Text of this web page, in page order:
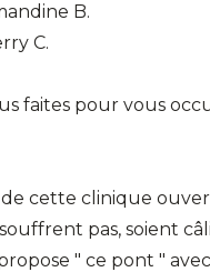
B.
C.
faites pour vous
cette clinique
pas, soient
" ce pont "